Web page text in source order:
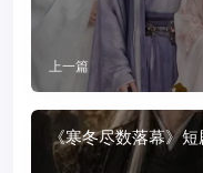
上一篇
《寒冬尽数落幕》